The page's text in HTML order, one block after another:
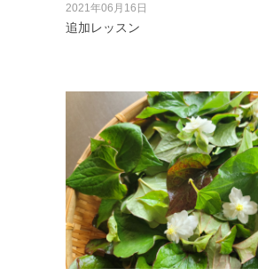
2021年06月16日
追加レッスン